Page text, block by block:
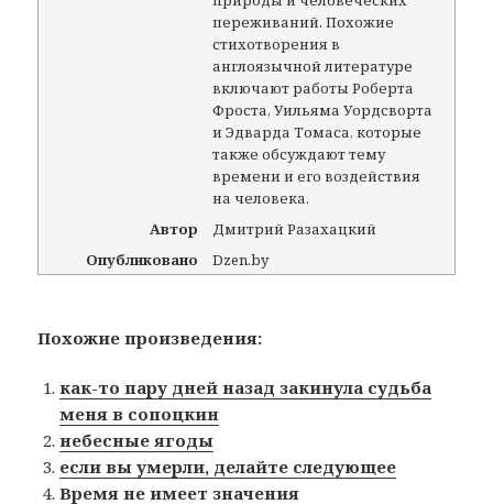
переживаний. Похожие
стихотворения в
англоязычной литературе
включают работы Роберта
Фроста, Уильяма Уордсворта
и Эдварда Томаса, которые
также обсуждают тему
времени и его воздействия
на человека.
Автор
Дмитрий Разахацкий
Опубликовано
Dzen.by
Похожие произведения:
как-то пару дней назад закинула судьба
меня в сопоцкин
небесные ягоды
если вы умерли, делайте следующее
Время не имеет значения